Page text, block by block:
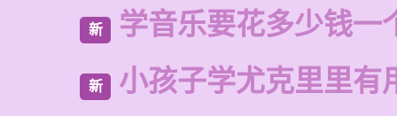
新 学音乐要花多少钱一
新 小孩子学尤克里里有